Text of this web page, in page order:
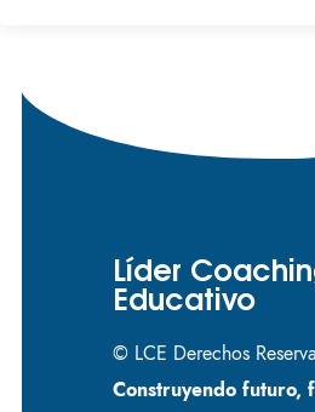
Líder
Educativo
© LCE Derechos
Construyendo futuro,